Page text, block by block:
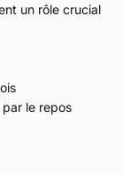
un rôle crucial
le repos